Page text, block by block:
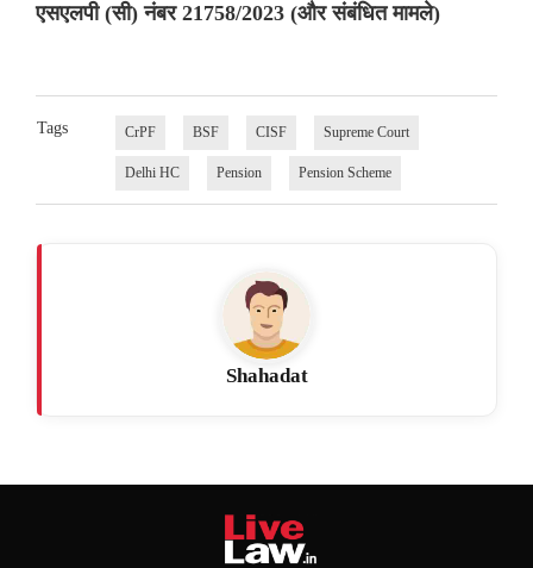
एसएलपी (सी) नंबर 21758/2023 (और संबंधित मामले)
Tags CrPF BSF CISF Supreme Court
Delhi HC Pension Pension Scheme
Shahadat